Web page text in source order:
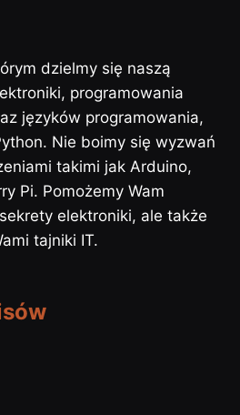
dzielmy się naszą
programowania
języków programowania,
Nie boimy się wyzwań
takimi jak Arduino,
Pi. Pomożemy Wam
elektroniki, ale także
tajniki IT.